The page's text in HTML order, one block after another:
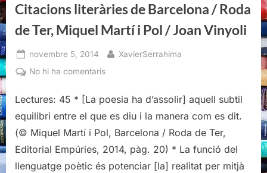
Martí
i
Pol
/
Vinyoli”
Citacions literàries de Barcelona / Roda
de Ter, Miquel Martí i Pol / Joan Vinyoli
Posted
on
novembre 5, 2014 By
XavierSerrahima
No hi ha comentarisa
literàries
/
Roda
de
Lectures: 45 * [La poesia ha d’assolir] aquell subtil
equilibri entre el que es diu i la manera com es dit.
(© Miquel Martí i Pol, Barcelona / Roda de Ter,
Editorial Empúries, 2014, pàg. 20) * La funció del
llenguatge poètic és potenciar [la] realitat per mitjà